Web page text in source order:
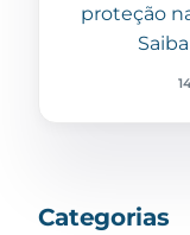
proteção
Categorias